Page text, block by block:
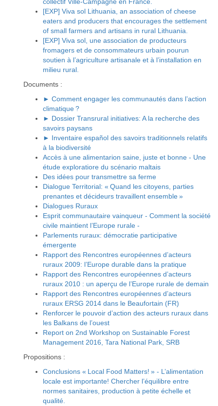
[EXP] Viva sol Lithuania, an association of cheese
eaters and producers that encourages the settlement
of small farmers and artisans in rural Lithuania.
[EXP] Viva sol, une association de producteurs
fromagers et de consommateurs urbain pourun
soutien à l’agriculture artisanale et à l’installation en
milieu rural.
Documents :
► Comment engager les communautés dans l’action
climatique ?
► Dossier Transrural initiatives: A la recherche des
savoirs paysans
► Inventaire español des savoirs traditionnels relatifs
à la biodiversité
Accès à une alimentarion saine, juste et bonne - Une
étude exploratiore du scénario maltais
Des idées pour transmettre sa ferme
Dialogue Territorial: « Quand les citoyens, parties
prenantes et décideurs travaillent ensemble »
Dialogues Ruraux
Esprit communautaire vainqueur - Comment la société
civile maintient l’Europe rurale -
Parlements ruraux: démocratie participative
émergente
Rapport des Rencontres européennes d’acteurs
ruraux 2009: l’Europe durable dans la pratique
Rapport des Rencontres européennes d’acteurs
ruraux 2010 : un aperçu de l’Europe rurale de demain
Rapport des Rencontres européennes d’acteurs
ruraux ERSG 2014 dans le Beaufortain (FR)
Renforcer le pouvoir d’action des acteurs ruraux dans
les Balkans de l’ouest
Report on 2nd Workshop on Sustainable Forest
Management 2016, Tara National Park, SRB
Propositions :
Conclusions « Local Food Matters! » - L’alimentation
locale est importante! Chercher l’équilibre entre
normes sanitaires, production à petite échelle et
qualité.